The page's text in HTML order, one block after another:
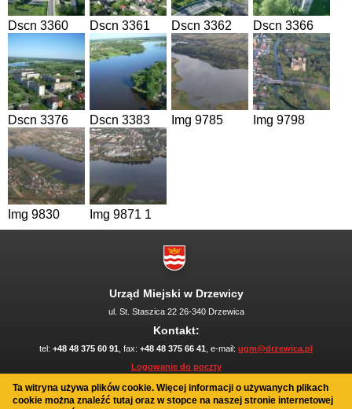
Dscn 3360 Dscn 3361 Dscn 3362 Dscn 3366
Dscn 3376 Dscn 3383 Img 9785 Img 9798
Img 9830 Img 9871 1
Urząd Miejski w Drzewicy
ul. St. Staszica 22 26-340 Drzewica
Kontakt:
tel: +48 48 375 60 91 , fax: +48 48 375 66 41 , e-mail: ugm@drzewica.pl
Logowanie do poczty
Polityka plików cookies
Mapa serwisu
Ta witryna używa plików cookie. Więcej informacji o używanych plikach
cookie można znaleźćtutaj oraz w stopce na naszej stronie internetowej